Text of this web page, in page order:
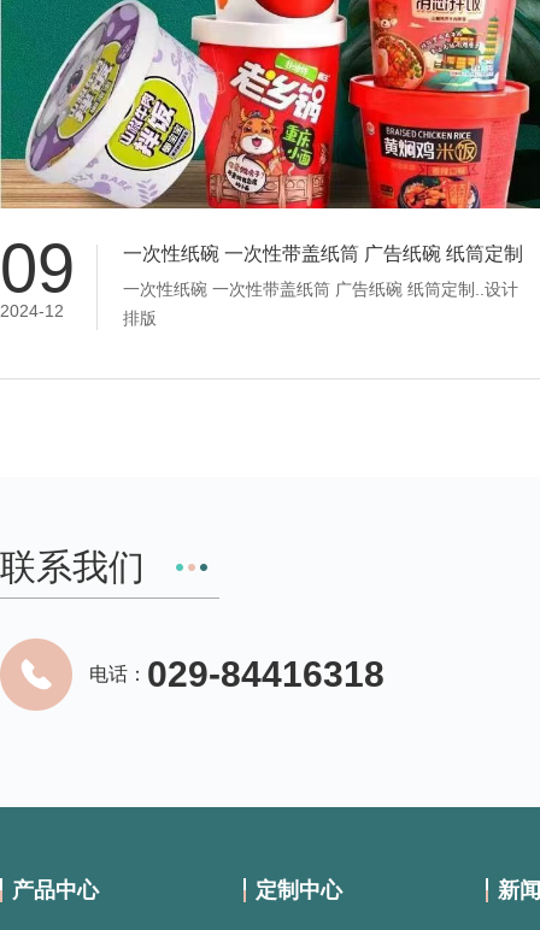
09
2024-12
一次性纸碗 一次性带盖纸筒 广告纸碗 纸筒定制
一次性纸碗 一次性带盖纸筒 广告纸碗 纸筒定制..设计
排版
联系我们
电话： 029-84416318
产品中心 定制中心 新